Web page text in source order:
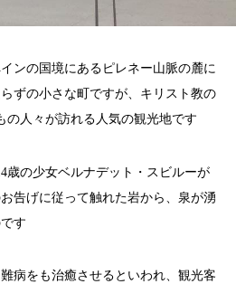
ンの国境にあるピレネー山脈の麓に
ずの小さな町ですが、キリスト教の
の人々が訪れる人気の観光地です
歳の少女ベルナデット・スビルーが
告げに従って触れた岩から、泉が湧
す
病をも治癒させるといわれ、観光客